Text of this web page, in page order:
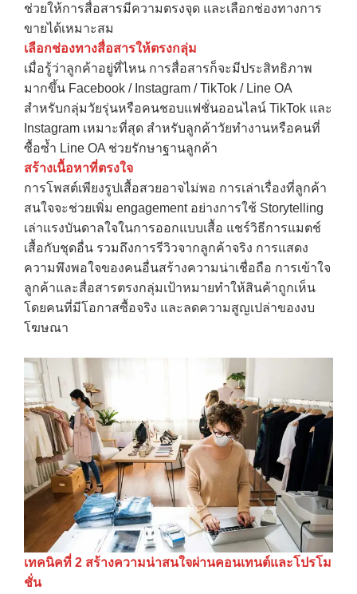
ช่วยให้การสื่อสารมีความตรงจุด และเลือกช่องทางการ
ขายได้เหมาะสม
เลือกช่องทางสื่อสารให้ตรงกลุ่ม
เมื่อรู้ว่าลูกค้าอยู่ที่ไหน การสื่อสารก็จะมีประสิทธิภาพ
มากขึ้น Facebook / Instagram / TikTok / Line OA
สำหรับกลุ่มวัยรุ่นหรือคนชอบแฟชั่นออนไลน์ TikTok และ
Instagram เหมาะที่สุด สำหรับลูกค้าวัยทำงานหรือคนที่
ซื้อซ้ำ Line OA ช่วยรักษาฐานลูกค้า
สร้างเนื้อหาที่ตรงใจ
การโพสต์เพียงรูปเสื้อสวยอาจไม่พอ การเล่าเรื่องที่ลูกค้า
สนใจจะช่วยเพิ่ม engagement อย่างการใช้ Storytelling
เล่าแรงบันดาลใจในการออกแบบเสื้อ แชร์วิธีการแมตช์
เสื้อกับชุดอื่น รวมถึงการรีวิวจากลูกค้าจริง การแสดง
ความพึงพอใจของคนอื่นสร้างความน่าเชื่อถือ การเข้าใจ
ลูกค้าและสื่อสารตรงกลุ่มเป้าหมายทำให้สินค้าถูกเห็น
โดยคนที่มีโอกาสซื้อจริง และลดความสูญเปล่าของงบ
โฆษณา
เทคนิคที่ 2 สร้างความน่าสนใจผ่านคอนเทนต์และโปรโม
ชั่น